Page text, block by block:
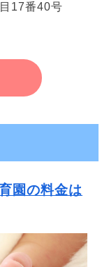
17番40号
園の料金は